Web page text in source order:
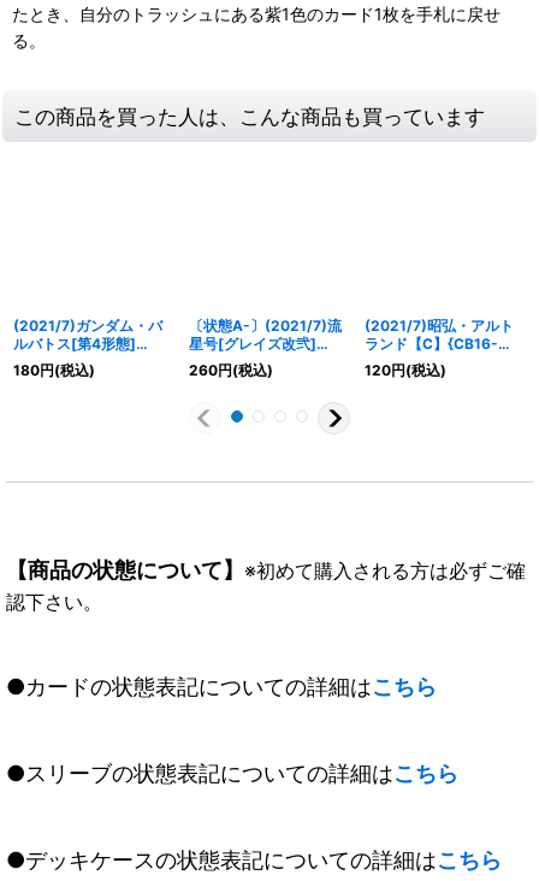
たとき、自分のトラッシュにある紫1色のカード1枚を手札に戻せ
る。
この商品を買った人は、こんな商品も買っています
(2021/7)ガンダム・バ
ルバトス[第4形態]
【X】{CB16-X02}
《紫》
180円(税込)
〔状態A-〕(2021/7)流
星号[グレイズ改弐]
【C】{CB16-013}
《紫》
260円(税込)
(2021/7)昭弘・アルト
ランド【C】{CB16-
054}《紫》
120円(税込)
【商品の状態について】 ※初めて購入される方は必ずご確
認下さい。
●カードの状態表記についての詳細はこちら
●スリーブの状態表記についての詳細はこちら
●デッキケースの状態表記についての詳細はこちら